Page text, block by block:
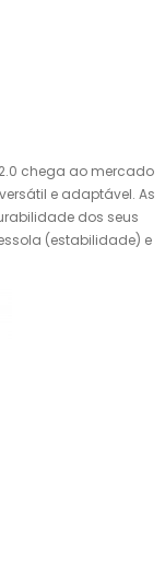
chega ao mercado
e adaptável. As
dos seus
(estabilidade) e